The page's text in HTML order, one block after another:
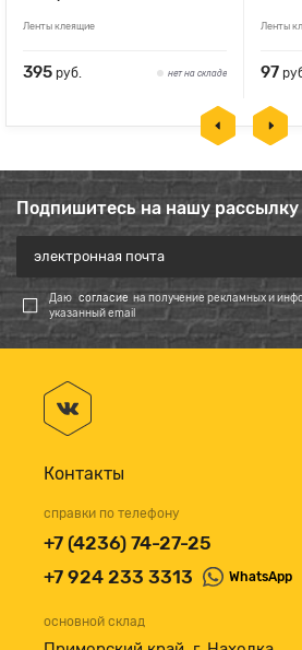
Ленты клеящие
395 руб. нет на складе
Ленты
97
Подпишитесь на нашу рассылку
Даю согласие на получение рекламных и
указанный email
Контакты
справки по телефону
+7 (4236) 74-27-25
+7 924 233 3313
WhatsApp
основной склад